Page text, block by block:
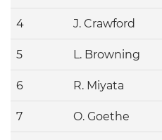
4 J. Crawford
5 L. Browning
6 R. Miyata
7 O. Goethe